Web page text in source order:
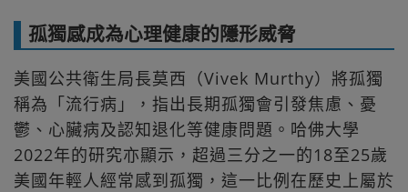
孤獨感成為心理健康的隱形威脅
美國公共衛生局長莫西（Vivek Murthy）將孤獨
稱為「流行病」，指出長期孤獨會引發焦慮、憂
鬱、心臟病及認知退化等健康問題。哈佛大學
2022年的研究亦顯示，超過三分之一的18至25歲
美國年輕人經常感到孤獨，這一比例在歷史上屬於